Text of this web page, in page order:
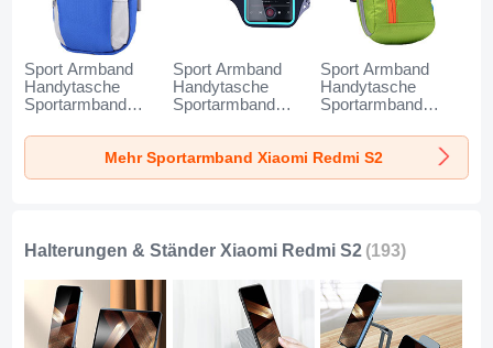
Sport Armband
Handytasche
Sportarmband
Universal A11 für
Xiaomi Redmi S2
Blau
Sport Armband
Handytasche
Sportarmband
Universal G03 für
Xiaomi Redmi S2
Schwarz
Sport Armband
Handytasche
Sportarmband
Universal A10 für
Xiaomi Redmi S2
Grün
Mehr Sportarmband Xiaomi Redmi S2
Halterungen & Ständer Xiaomi Redmi S2 (193)